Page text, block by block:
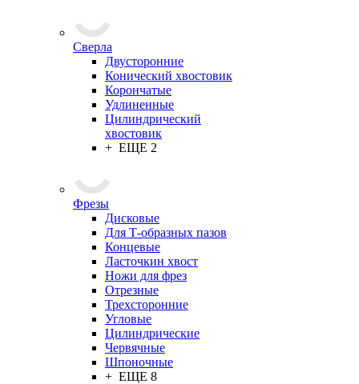
Сверла
Двусторонние
Конический хвостовик
Корончатые
Удлиненные
Цилиндрический
хвостовик
+ ЕЩЕ 2
Фрезы
Дисковые
Для Т-образных пазов
Концевые
Ласточкин хвост
Ножи для фрез
Отрезные
Трехсторонние
Угловые
Цилиндрические
Червячные
Шпоночные
+ ЕЩЕ 8